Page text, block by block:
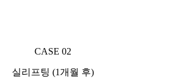
CASE 02
실리프팅 (1개월 후)